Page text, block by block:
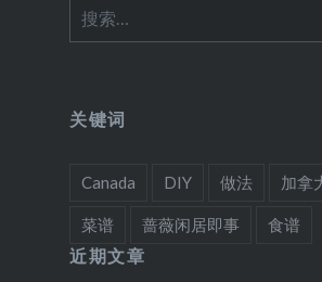
索：
关键词
Canada DIY 做法 加拿
菜谱 蔷薇闲居即事 食谱
近期文章